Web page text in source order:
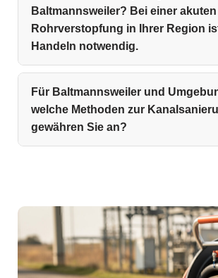
Baltmannsweiler? Bei einer akuten
Rohrverstopfung in Ihrer Region
Handeln notwendig.
Für Baltmannsweiler und
welche Methoden zur
gewähren Sie an?